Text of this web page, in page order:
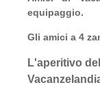
equipaggio.
Gli amici a 4
L'aperitivo